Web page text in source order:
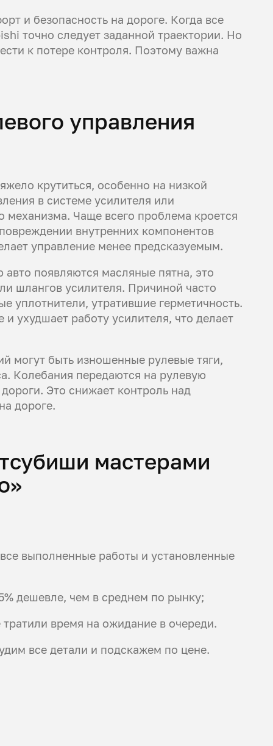
и безопасность на дороге. Когда все
точно следует заданной траектории. Но
к потере контроля. Поэтому важна
управления
крутиться, особенно на низкой
в системе усилителя или
механизма. Чаще всего проблема кроется
внутренних компонентов
управление менее предсказуемым.
авто появляются масляные пятна, это
шлангов усилителя. Причиной часто
уплотнители, утратившие герметичность.
ухудшает работу усилителя, что делает
могут быть изношенные рулевые тяги,
Колебания передаются на рулевую
Это снижает контроль над
дороге.
мастерами
выполненные работы и установленные
дешевле, чем в среднем по рынку;
время на ожидание в очереди.
все детали и подскажем по цене.